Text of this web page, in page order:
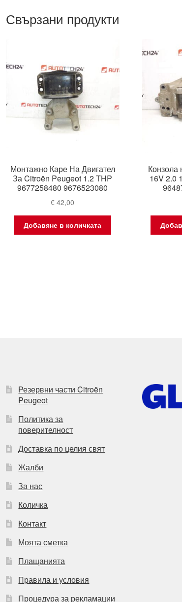
Свързани продукти
Монтажно Каре На Двигател
За Citroën Peugeot 1.2 THP
9677258480 9676523080
€ 42,00
Добавяне в количката
Конзола
16V 2.0
Резервни части Citroën
Peugeot
Политика за
поверителност
Доставка по целия свят
Жалби
За нас
Количка
Контакт
Моята сметка
Плащанията
Правила и условия
Процедура за рекламации